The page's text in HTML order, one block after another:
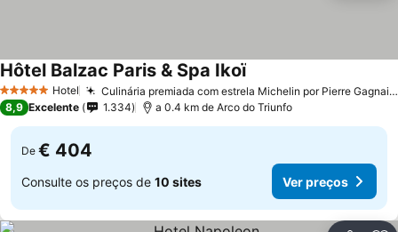
5 Estrelas Hotel Culinária premiada com estrela Michelin por Pierre Gagnaire
Hôtel Balzac Paris & Spa Ikoï
8,9 Excelente 1.334 a 0.4 km de Arco do Triunfo
De € 404
Consulte os preços de 10 sites Ver preços